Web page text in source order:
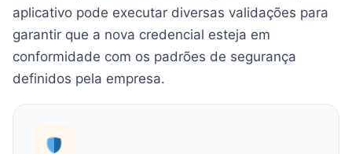
aplicativo pode executar diversas validações para
garantir que a nova credencial esteja em
conformidade com os padrões de segurança
definidos pela empresa.